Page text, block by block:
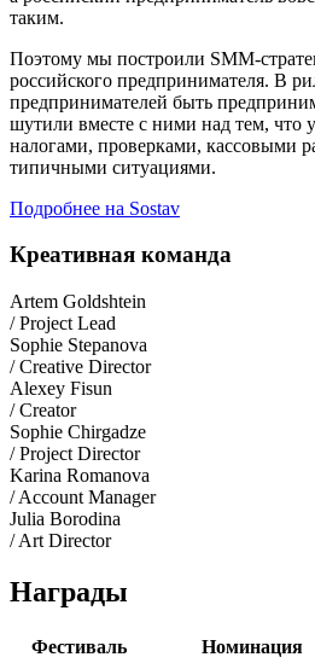
таким.
Поэтому мы построили SMM-
российского предпринимателя. В
предпринимателей быть
шутили вместе с ними над тем, что
налогами, проверками, кассовыми
типичными ситуациями.
Подробнее на Sostav
Креативная команда
Artem Goldshtein
/ Project Lead
Sophie Stepanova
/ Creative Director
Alexey Fisun
/ Creator
Sophie Chirgadze
/ Project Director
Karina Romanova
/ Account Manager
Julia Borodina
/ Art Director
Награды
Фестиваль Номинация